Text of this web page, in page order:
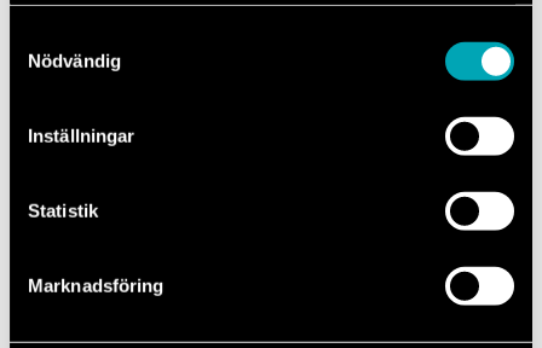
Nödvändig
Inställningar
Statistik
Marknadsföring
Vad betyder det att ni är auktoriserade?
Gäller bilens garanti efter jag varit hos er?